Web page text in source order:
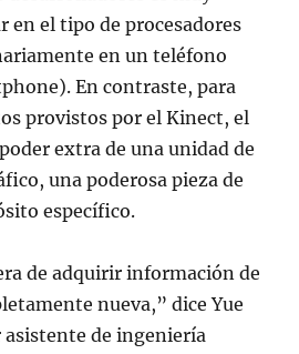
en el tipo de procesadores
en un teléfono
En contraste, para
provistos por el Kinect, el
extra de una unidad de
una poderosa pieza de
específico.
de adquirir información de
nueva,” dice Yue
asistente de ingeniería